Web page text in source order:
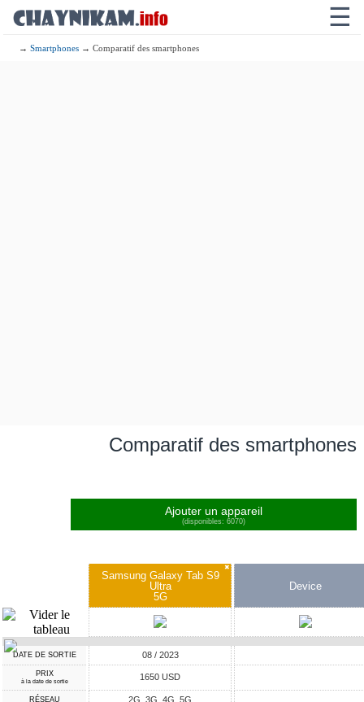
☰
→Smartphones → Comparatif des smartphones
Comparatif des smartphones
Ajouter un appareil
(disponibles: 6070)
✖
Samsung Galaxy Tab S9
Ultra
5G
Device
DATE DE SORTIE 08 / 2023
PRIX
à la date de sortie 1650 USD
RÉSEAU 2G, 3G, 4G, 5G